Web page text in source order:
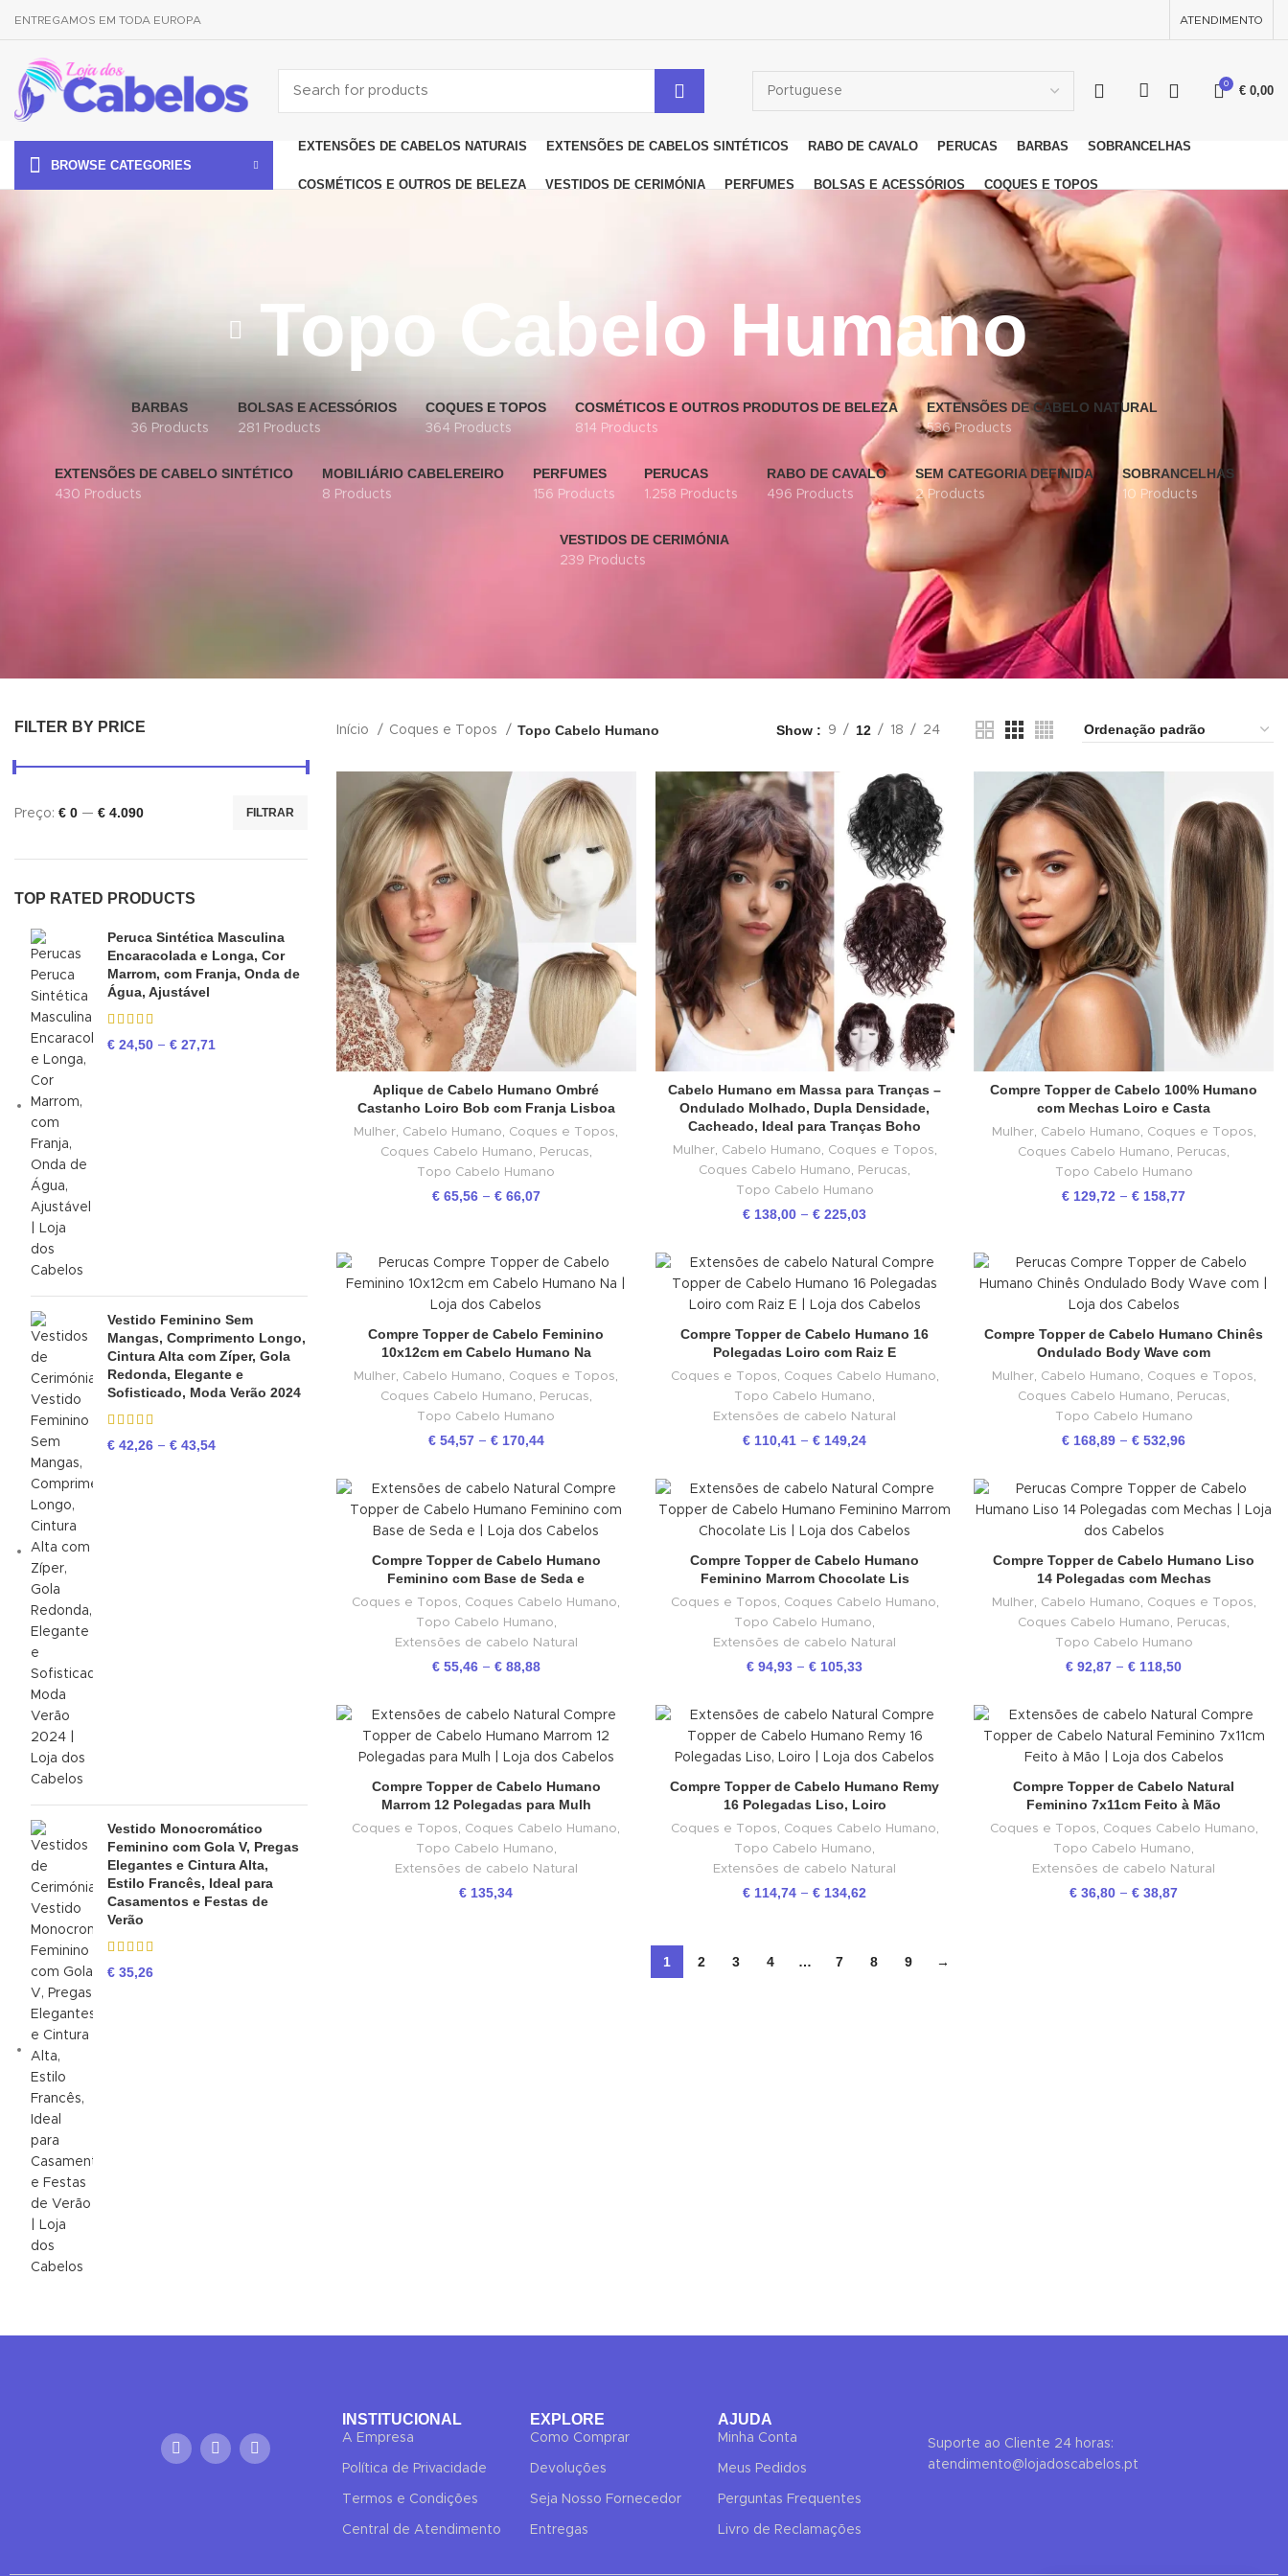
ENTREGAMOS EM TODA EUROPA ATENDIMENTO
0 € 0,00
BROWSE CATEGORIES
EXTENSÕES DE CABELOS NATURAIS EXTENSÕES DE CABELOS SINTÉTICOS RABO DE CAVALO PERUCAS BARBAS SOBRANCELHAS
COSMÉTICOS E OUTROS DE BELEZA VESTIDOS DE CERIMÓNIA PERFUMES BOLSAS E ACESSÓRIOS COQUES E TOPOS
Topo Cabelo Humano
BARBAS
36 Products
BOLSAS E ACESSÓRIOS
281 Products
COQUES E TOPOS
364 Products
COSMÉTICOS E OUTROS PRODUTOS DE BELEZA
814 Products
EXTENSÕES DE CABELO NATURAL
536 Products
EXTENSÕES DE CABELO SINTÉTICO
430 Products
MOBILIÁRIO CABELEREIRO
8 Products
PERFUMES
156 Products
PERUCAS
1.258 Products
RABO DE CAVALO
496 Products
SEM CATEGORIA DEFINIDA
2 Products
SOBRANCELHAS
10 Products
VESTIDOS DE CERIMÓNIA
239 Products
FILTER BY PRICE
FILTRAR
Preço: € 0 — € 4.090
TOP RATED PRODUCTS
Peruca Sintética Masculina
Encaracolada e Longa, Cor
Marrom, com Franja, Onda de
Água, Ajustável
€ 24,50 – € 27,71
Vestido Feminino Sem
Mangas, Comprimento Longo,
Cintura Alta com Zíper, Gola
Redonda, Elegante e
Sofisticado, Moda Verão 2024
€ 42,26 – € 43,54
Vestido Monocromático
Feminino com Gola V, Pregas
Elegantes e Cintura Alta,
Estilo Francês, Ideal para
Casamentos e Festas de
Verão
€ 35,26
Início Coques e Topos Topo Cabelo Humano Show 9 12 18 24
Aplique de Cabelo Humano Ombré
Castanho Loiro Bob com Franja Lisboa
Mulher Cabelo Humano Coques e Topos
Coques Cabelo Humano
Perucas
Topo Cabelo Humano
€65,56 – €66,07
Cabelo Humano em Massa para Tranças –
Ondulado Molhado, Dupla Densidade,
Cacheado, Ideal para Tranças Boho
Mulher, Cabelo Humano Coques e Topos
Coques Cabelo Humano
Perucas
Topo Cabelo Humano
€ 138,00 – € 225,03
Compre Topper de Cabelo 100% Humano
com Mechas Loiro e Casta
Mulher, Cabelo Humano Coques e Topos
Coques Cabelo Humano
Perucas
Topo Cabelo Humano
€ 129,72 – € 158,77
Compre Topper de Cabelo Feminino
10x12cm em Cabelo Humano Na
Mulher Cabelo Humano Coques e Topos
Coques Cabelo Humano
Perucas
Topo Cabelo Humano
€54,57 – €170,44
Compre Topper de Cabelo Humano 16
Polegadas Loiro com Raiz E
Coques e Topos Coques Cabelo Humano
Topo Cabelo Humano
Extensões de cabelo Natural
€ 110,41 – € 149,24
Compre Topper de Cabelo Humano Chinês
Ondulado Body Wave com
Mulher, Cabelo Humano Coques e Topos
Coques Cabelo Humano
Perucas
Topo Cabelo Humano
€ 168,89 – € 532,96
Compre Topper de Cabelo Humano
Feminino com Base de Seda e
Coques e Topos Coques Cabelo Humano
Topo Cabelo Humano
Extensões de cabelo Natural
€55,46 – €88,88
Compre Topper de Cabelo Humano
Feminino Marrom Chocolate Lis
Coques e Topos Coques Cabelo Humano
Topo Cabelo Humano
Extensões de cabelo Natural
€ 94,93 – € 105,33
Compre Topper de Cabelo Humano Liso
14 Polegadas com Mechas
Mulher, Cabelo Humano Coques e Topos
Coques Cabelo Humano
Perucas
Topo Cabelo Humano
€ 92,87 – € 118,50
Compre Topper de Cabelo Humano
Marrom 12 Polegadas para Mulh
Coques e Topos Coques Cabelo Humano
Topo Cabelo Humano
Extensões de cabelo Natural
€ 135,34
Compre Topper de Cabelo Humano Remy
16 Polegadas Liso, Loiro
Coques e Topos Coques Cabelo Humano
Topo Cabelo Humano
Extensões de cabelo Natural
€ 114,74 – € 134,62
Compre Topper de Cabelo Natural
Feminino 7x11cm Feito à Mão
Coques e Topos Coques Cabelo Humano
Topo Cabelo Humano
Extensões de cabelo Natural
€ 36,80 – € 38,87
1 2 3 4 … 7 8 9 →
INSTITUCIONAL
A Empresa
Política de Privacidade
Termos e Condições
Central de Atendimento
EXPLORE
Como Comprar
Devoluções
Seja Nosso Fornecedor
Entregas
AJUDA
Minha Conta
Meus Pedidos
Perguntas Frequentes
Livro de Reclamações
Suporte ao Cliente 24 horas:
atendimento@lojadoscabelos.pt
name and email 😊
Email